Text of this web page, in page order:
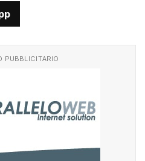
PUBBLICITARIO